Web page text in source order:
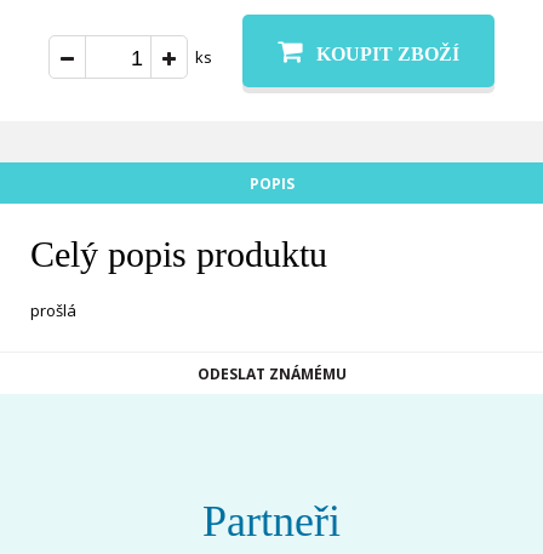
ks KOUPIT ZBOŽÍ
POPIS
Celý popis produktu
prošlá
ODESLAT ZNÁMÉMU
Partneři